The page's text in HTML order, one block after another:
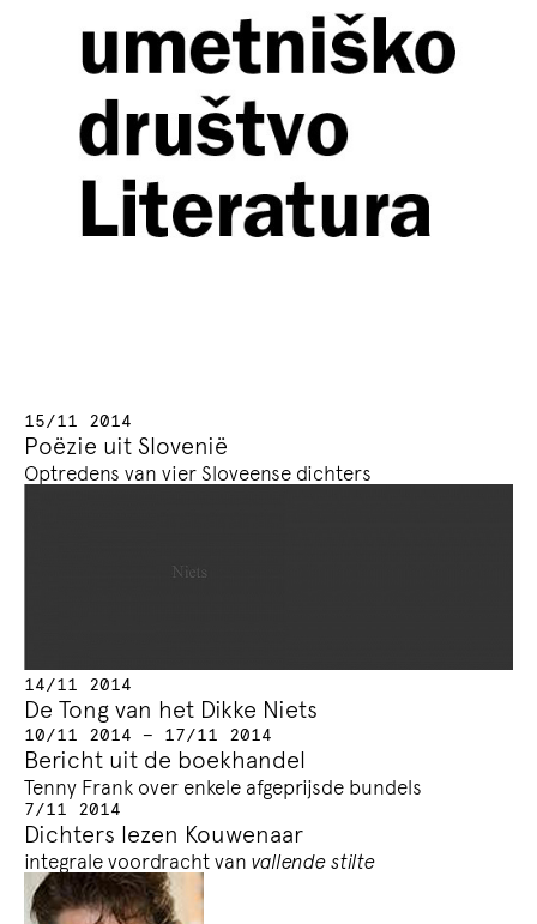
15/11 2014
Poëzie uit Slovenië
Optredens van vier Sloveense dichters
14/11 2014
De Tong van het Dikke Niets
10/11 2014 — 17/11 2014
Bericht uit de boekhandel
Tenny Frank over enkele afgeprijsde bundels
7/11 2014
Dichters lezen Kouwenaar
integrale voordracht van vallende stilte